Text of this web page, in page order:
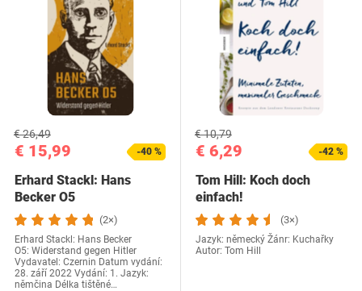
€ 15,99
€ 26,49
-40 %
Erhard Stackl: Hans
Becker O5
(2×)
Erhard Stackl: Hans Becker
O5: Widerstand gegen Hitler
Vydavatel: ‎Czernin Datum vydání:
‎28. září 2022 Vydání: ‎1. Jazyk:
‎němčina Délka tištěné…
€ 6,29
€ 10,79
-42 %
Tom Hill: Koch doch
einfach!
(3×)
Jazyk: německý Žánr: Kuchařky
Autor: Tom Hill